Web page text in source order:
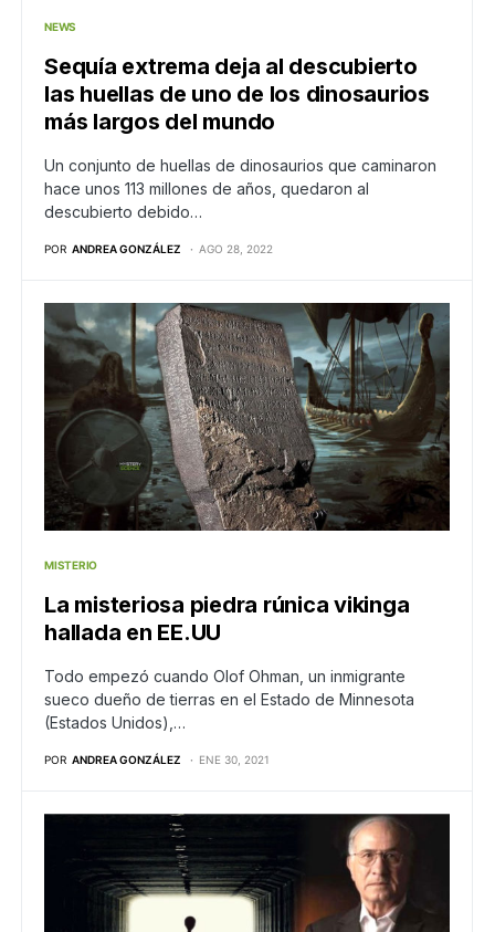
NEWS
Sequía extrema deja al descubierto
las huellas de uno de los dinosaurios
más largos del mundo
Un conjunto de huellas de dinosaurios que caminaron
hace unos 113 millones de años, quedaron al
descubierto debido…
POR ANDREA GONZÁLEZ AGO 28, 2022
MISTERIO
La misteriosa piedra rúnica vikinga
hallada en EE.UU
Todo empezó cuando Olof Ohman, un inmigrante
sueco dueño de tierras en el Estado de Minnesota
(Estados Unidos),…
POR ANDREA GONZÁLEZ ENE 30, 2021